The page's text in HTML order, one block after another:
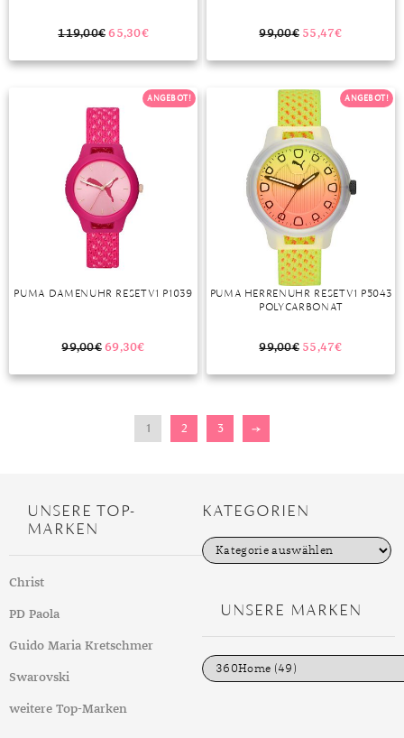
119,00€ 65,30€ 99,00€ 55,47€
ANGEBOT!
PUMA DAMENUHR RESET V1 P1039
99,00€ 69,30€
ANGEBOT!
PUMA HERRENUHR RESET V1 P5043
POLYCARBONAT
99,00€ 55,47€
1 2 3 →
UNSERE TOP-
MARKEN
Christ
PD Paola
Guido Maria Kretschmer
Swarovski
weitere Top-Marken
KATEGORIEN
K
a
e
n
UNSERE MARKEN